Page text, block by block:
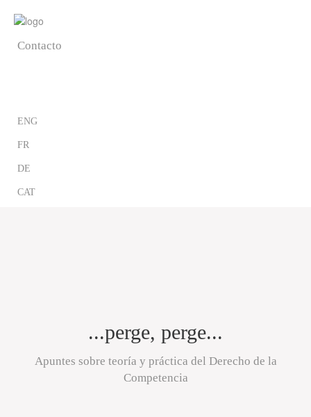
Blog
Contacto
ENG
FR
DE
CAT
...perge, perge...
Apuntes sobre teoría y práctica del Derecho de la
Competencia